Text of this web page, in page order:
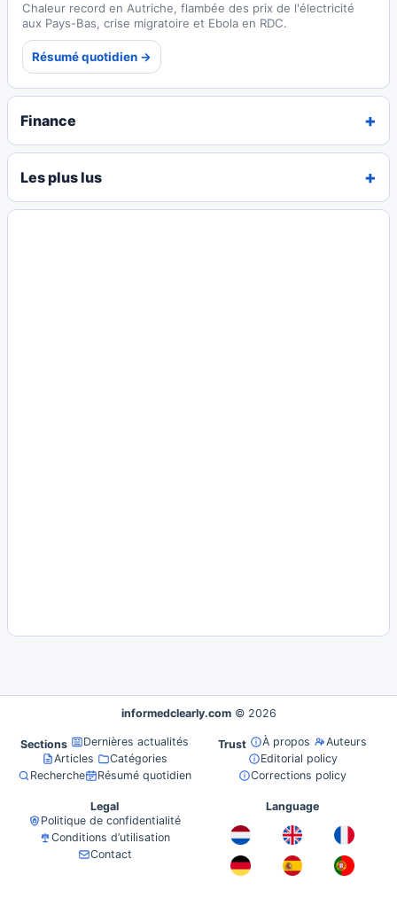
Chaleur record en Autriche, flambée des prix de l'électricité
aux Pays-Bas, crise migratoire et Ebola en RDC.
Résumé quotidien →
Finance
Les plus lus
informedclearly.com © 2026
Sections
Dernières actualités
Articles
Catégories
Recherche
Résumé quotidien
Trust À propos
Auteurs
Editorial policy
Corrections policy
Legal
Politique de confidentialité
Conditions d’utilisation
Contact
Language